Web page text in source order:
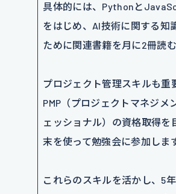
具体的には、Pythonと
をはじめ、AI技術に関する知
ために関連書籍を月に2冊読む
プロジェクト管理スキルも重
PMP（プロジェクトマネジメ
ェッショナル）の資格取得を
末を使って勉強会に参加します
これらのスキルを活かし、5